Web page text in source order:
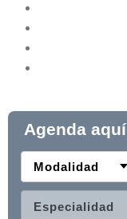
Agenda aquí
Modalidad
Especialidad